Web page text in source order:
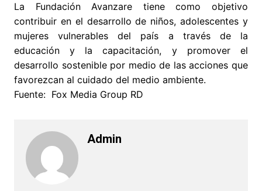
La Fundación Avanzare tiene como objetivo
contribuir en el desarrollo de niños, adolescentes y
mujeres vulnerables del país a través de la
educación y la capacitación, y promover el
desarrollo sostenible por medio de las acciones que
favorezcan al cuidado del medio ambiente.
Fuente: Fox Media Group RD
Admin